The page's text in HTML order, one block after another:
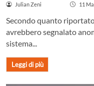
Julian Zeni 11
Secondo quanto
avrebbero segnalato
sistema...
Leggi di più